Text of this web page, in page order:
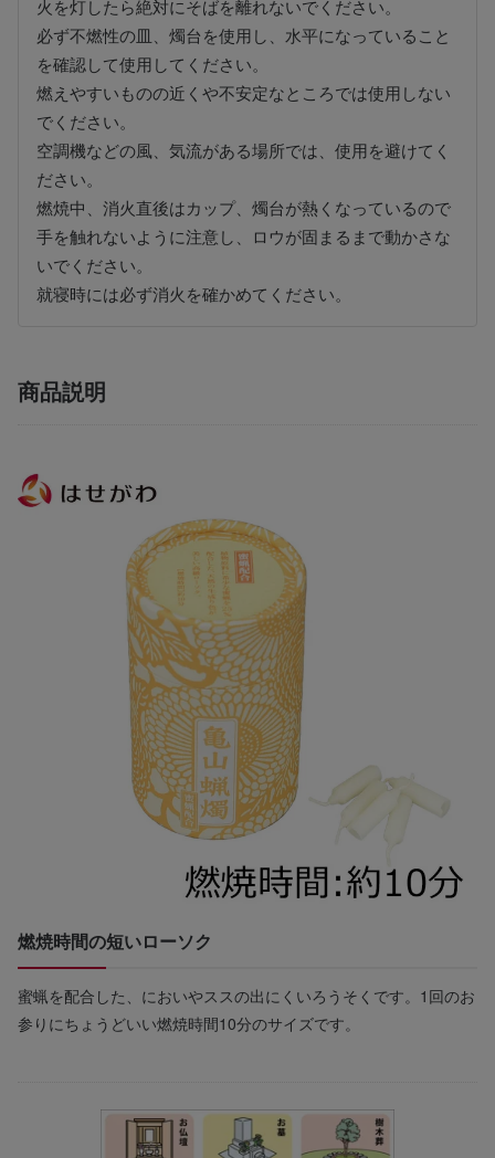
火を灯したら絶対にそばを離れないでください。
必ず不燃性の皿、燭台を使用し、水平になっていること
を確認して使用してください。
燃えやすいものの近くや不安定なところでは使用しない
でください。
空調機などの風、気流がある場所では、使用を避けてく
ださい。
燃焼中、消火直後はカップ、燭台が熱くなっているので
手を触れないように注意し、ロウが固まるまで動かさな
いでください。
就寝時には必ず消火を確かめてください。
商品説明
燃焼時間の短いローソク
蜜蝋を配合した、においやススの出にくいろうそくです。1回のお
参りにちょうどいい燃焼時間10分のサイズです。